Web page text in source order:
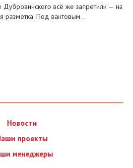
всё же запретили — на
разметка. Под вантовым…
Новости
проекты
менеджеры